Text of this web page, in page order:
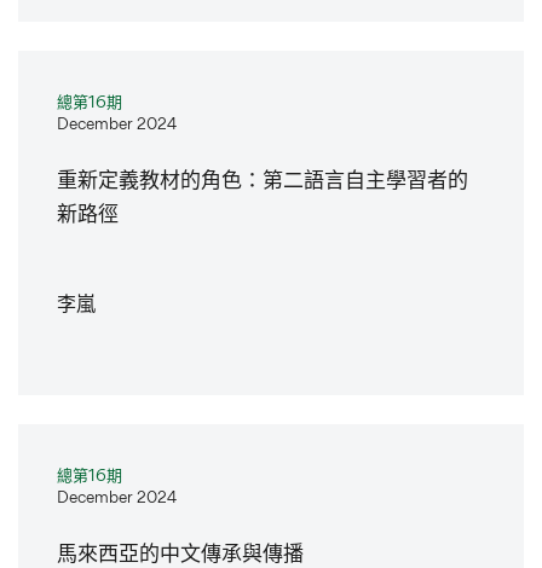
總第16期
December 2024
重新定義教材的角色：第二語言自主學習者的
新路徑
李嵐
總第16期
December 2024
馬來西亞的中文傳承與傳播